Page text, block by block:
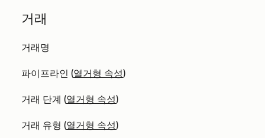
거래
거래명
파이프라인 (열거형 속성)
거래 단계 (열거형 속성)
거래 유형 (열거형 속성)